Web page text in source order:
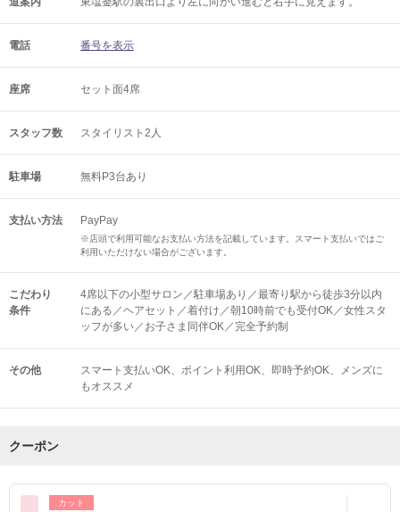
電話 番号を表示
座席 セット面4席
スタッフ数 スタイリスト2人
駐車場 無料P3台あり
支払い方法 PayPay
※店頭で利用可能なお支払い方法を記載しています。スマート支払いではご
利用いただけない場合がございます。
こだわり
条件
4席以下の小型サロン／駐車場あり／最寄り駅から徒歩3分以内
にある／ヘアセット／着付け／朝10時前でも受付OK／女性スタ
ッフが多い／お子さま同伴OK／完全予約制
その他 スマート支払いOK ポイント利用OK 即時予約OK
メンズに
もオススメ
クーポン
カット